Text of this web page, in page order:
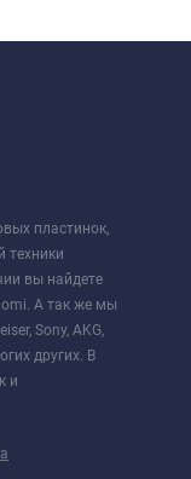
пластинок,
техники
вы найдете
А так же мы
Sony, AKG,
других. В
и